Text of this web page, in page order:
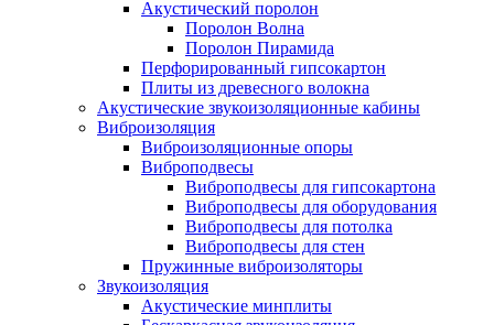
Акустический поролон
Поролон Волна
Поролон Пирамида
Перфорированный гипсокартон
Плиты из древесного волокна
Акустические звукоизоляционные кабины
Виброизоляция
Виброизоляционные опоры
Виброподвесы
Виброподвесы для гипсокартона
Виброподвесы для оборудования
Виброподвесы для потолка
Виброподвесы для стен
Пружинные виброизоляторы
Звукоизоляция
Акустические минплиты